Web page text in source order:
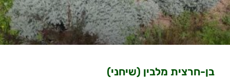
בן-חרצית מלבין (שיחני)